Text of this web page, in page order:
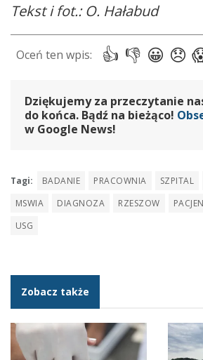
Tekst i fot.: O. Hałabud
Dziękujemy za przeczytanie
do końca. Bądź na bieżąco!
w Google News!
Tagi: BADANIE PRACOWNIA SZPITAL
MSWIA
DIAGNOZA RZESZOW
USG
Zobacz także